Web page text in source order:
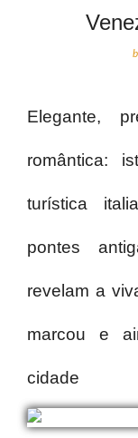
Elegante,
romântica:
turística
pontes
revelam a
marcou e
cidade